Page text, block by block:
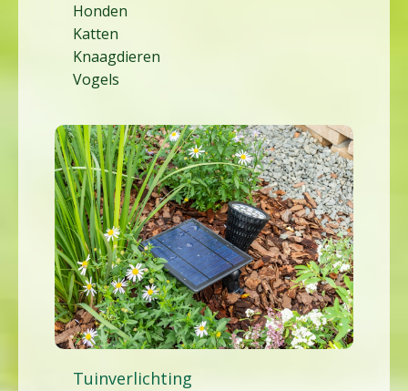
Honden
Katten
Knaagdieren
Vogels
Tuinverlichting